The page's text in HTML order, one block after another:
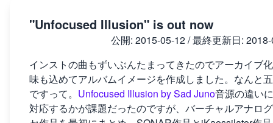
"Unfocused Illusion" is out now
公開: 2015-05-12/ 最終更新日:
インストの曲もずいぶんたまってきたのでアーカイブ
味も込めてアルバムイメージを作成しました。なんと
ですって。 Unfocused Illusion by Sad Juno音源の違い
対応するかが課題だったのですが、バーチャルアナロ